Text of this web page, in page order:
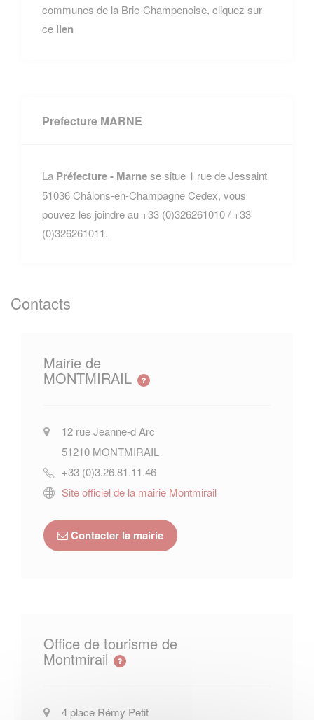
communes de la Brie-Champenoise, cliquez sur
ce lien
Prefecture MARNE
La Préfecture - Marnese situe 1 rue de Jessaint
51036 Châlons-en-Champagne Cedex, vous
pouvez les joindre au +33 (0)326261010 / +33
(0)326261011.
Contacts
Mairie de
MONTMIRAIL
12 rue Jeanne-d Arc
51210 MONTMIRAIL
+33 (0)3.26.81.11.46
Site officiel de la mairie Montmirail
Contacter la mairie
Office de tourisme de
Montmirail
4 place Rémy Petit